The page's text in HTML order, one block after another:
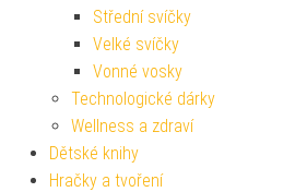
Střední svíčky
Velké svíčky
Vonné vosky
Technologické dárky
Wellness a zdraví
Dětské knihy
Hračky a tvoření